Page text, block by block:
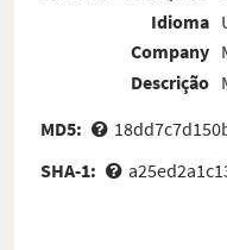
Idioma
Company
Descrição
MD5:
SHA-1: